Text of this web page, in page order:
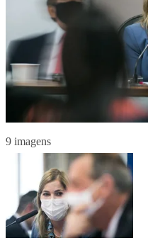
9 imagens